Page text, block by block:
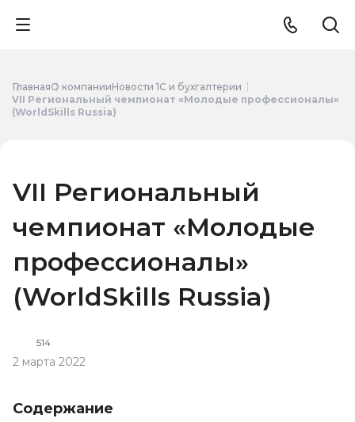
ГлавнаяО компанииНовости 1С и бухгалтерии
VII Региональный чемпионат «Молодые профессионалы»
(WorldSkills Russia)
VII Региональный
чемпионат «Молодые
профессионалы»
(WorldSkills Russia)
514
2 марта 2022
Содержание